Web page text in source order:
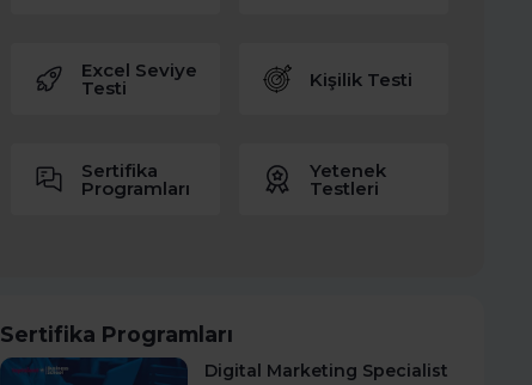
Excel Seviye
Testi Kişilik Testi
Sertifika
Programları
Yetenek
Testleri
Sertifika Programları
Digital Marketing Specialist